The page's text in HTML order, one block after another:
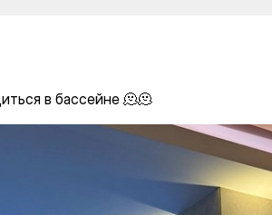
в бассейне 🫠🫠